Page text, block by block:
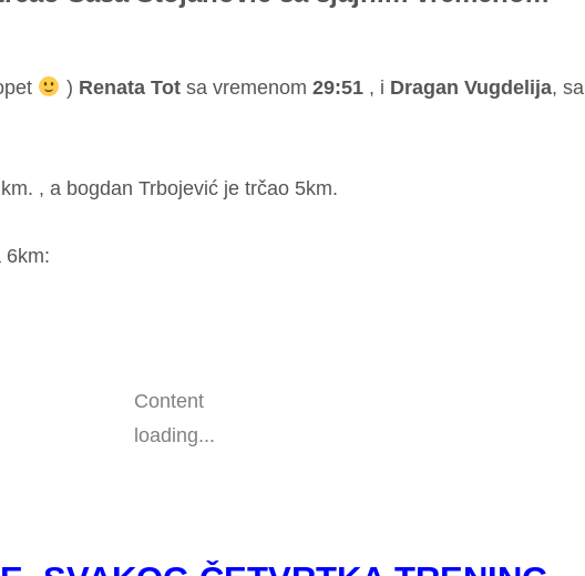
) Renata Totsa vremenom 29:51, i Dragan Vugdelija, sa
, a bogdan Trbojević je trčao 5km.
6km:
Content
loading...